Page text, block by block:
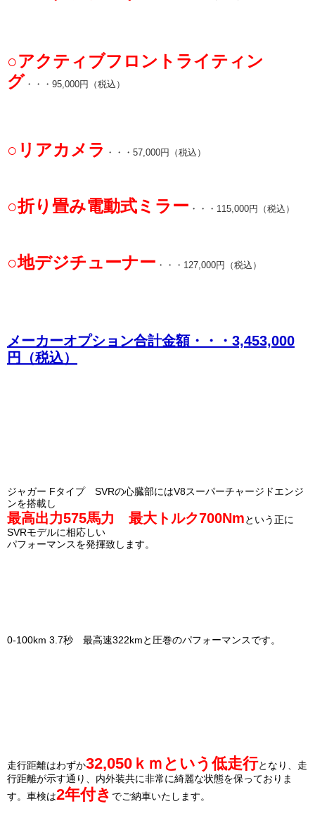
○アクティブフロントライティン
グ ・・・95,000円（税込）
○リアカメラ ・・・57,000円（税込）
○折り畳み電動式ミラー ・・・115,000円（税込）
○地デジチューナー ・・・127,000円（税込）
メーカーオプション合計金額・・・3,453,000
円（税込）
ジャガー Fタイプ SVRの心臓部にはV8スーパーチャージドエンジ
ンを搭載し
最高出力575馬力 最大トルク700Nmという正に
SVRモデルに相応しい
パフォーマンスを発揮致します。
0-100km 3.7秒 最高速322kmと圧巻のパフォーマンスです。
走行距離はわずか32,050 ｋｍという低走行となり、走
行距離が示す通り、内外装共に非常に綺麗な状態を保っておりま
す。 車検は2年付き でご納車いたします。